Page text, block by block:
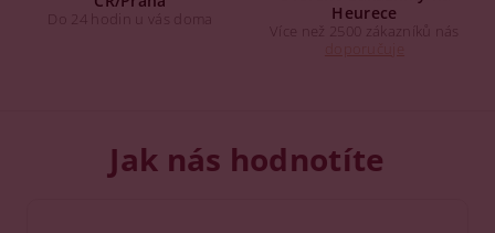
Do 24 hodin u vás doma
Heurece
Více než 2500 zákazníků nás
Jak nás hodnotíte